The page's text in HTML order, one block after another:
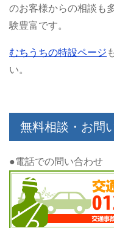
のお客様からの相談も
験豊富です。
むちうちの特設ページ
い。
無料相談・お問
●電話での問い合わせ